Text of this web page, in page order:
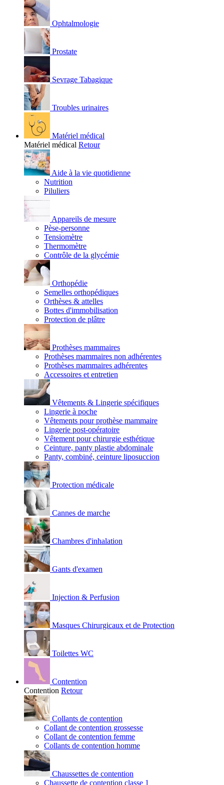
Ophtalmologie
Prostate
Sevrage Tabagique
Troubles urinaires
Matériel médical
Matériel médical Retour
Aide à la vie quotidienne
Nutrition
Piluliers
Appareils de mesure
Pèse-personne
Tensiomètre
Thermomètre
Contrôle de la glycémie
Orthopédie
Semelles orthopédiques
Orthèses & attelles
Bottes d'immobilisation
Protection de plâtre
Prothèses mammaires
Prothèses mammaires non adhérentes
Prothèses mammaires adhérentes
Accessoires et entretien
Vêtements & Lingerie spécifiques
Lingerie à poche
Vêtements pour prothèse mammaire
Lingerie post-opératoire
Vêtement pour chirurgie esthétique
Ceinture, panty plastie abdominale
Panty, combiné, ceinture liposuccion
Protection médicale
Cannes de marche
Chambres d'inhalation
Gants d'examen
Injection & Perfusion
Masques Chirurgicaux et de Protection
Toilettes WC
Contention
Contention Retour
Collants de contention
Collant de contention grossesse
Collant de contention femme
Collants de contention homme
Chaussettes de contention
Chaussette de contention classe 1